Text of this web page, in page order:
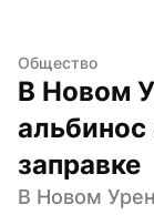
Общество
В Новом
альбинос
заправке
В Новом